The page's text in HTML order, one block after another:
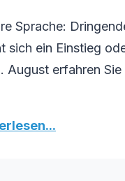
Sprache:
ein Einstieg
August erfahren